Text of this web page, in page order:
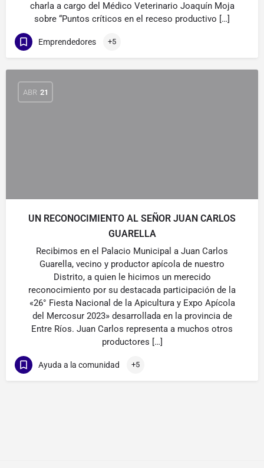
charla a cargo del Médico Veterinario Joaquín Moja
sobre “Puntos críticos en el receso productivo […]
Emprendedores +5
ABR 21
UN RECONOCIMIENTO AL SEÑOR JUAN CARLOS
GUARELLA
Recibimos en el Palacio Municipal a Juan Carlos
Guarella, vecino y productor apícola de nuestro
Distrito, a quien le hicimos un merecido
reconocimiento por su destacada participación de la
«26° Fiesta Nacional de la Apicultura y Expo Apícola
del Mercosur 2023» desarrollada en la provincia de
Entre Ríos. Juan Carlos representa a muchos otros
productores […]
Ayuda a la comunidad +5